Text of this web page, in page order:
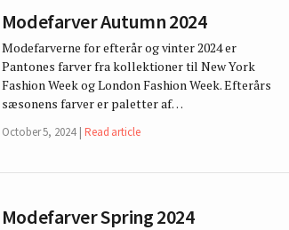
Modefarver Autumn 2024
Modefarverne for efterår og vinter 2024 er
Pantones farver fra kollektioner til New York
Fashion Week og London Fashion Week. Efterårs
sæsonens farver er paletter af…
October 5, 2024 Read article
Modefarver Spring 2024